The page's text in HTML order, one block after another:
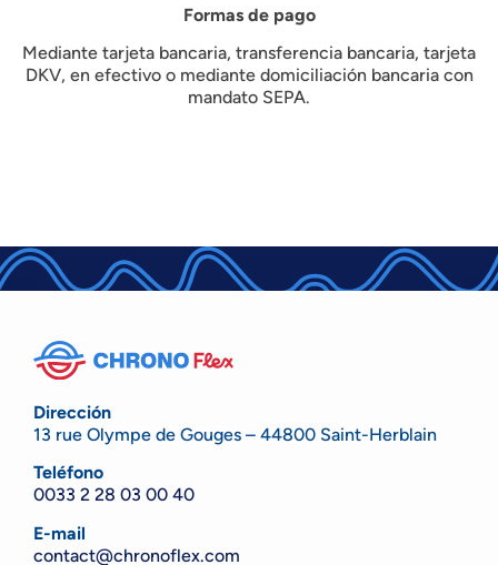
Formas de pago
Mediante tarjeta bancaria, transferencia bancaria, tarjeta
DKV, en efectivo o mediante domiciliación bancaria con
mandato SEPA.
Dirección
13 rue Olympe de Gouges – 44800 Saint-Herblain
Teléfono
0033 2 28 03 00 40
E-mail
contact@chronoflex.com